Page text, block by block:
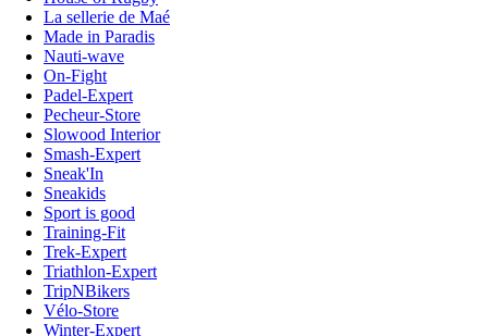
La sellerie de Maé
Made in Paradis
Nauti-wave
On-Fight
Padel-Expert
Pecheur-Store
Slowood Interior
Smash-Expert
Sneak'In
Sneakids
Sport is good
Training-Fit
Trek-Expert
Triathlon-Expert
TripNBikers
Vélo-Store
Winter-Expert